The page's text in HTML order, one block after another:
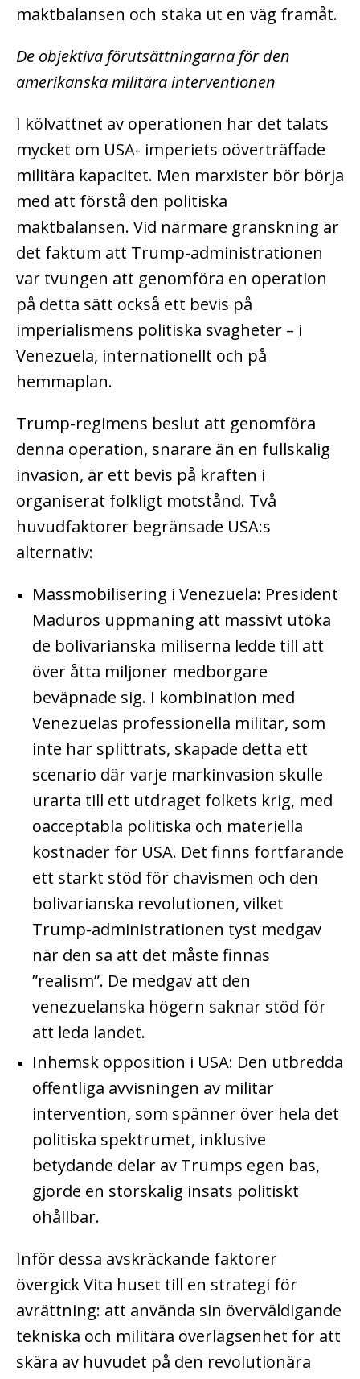
maktbalansen och staka ut en väg framåt.
De objektiva förutsättningarna för den
amerikanska militära interventionen
I kölvattnet av operationen har det talats
mycket om USA- imperiets oöverträffade
militära kapacitet. Men marxister bör börja
med att förstå den politiska
maktbalansen. Vid närmare granskning är
det faktum att Trump-administrationen
var tvungen att genomföra en operation
på detta sätt också ett bevis på
imperialismens politiska svagheter – i
Venezuela, internationellt och på
hemmaplan.
Trump-regimens beslut att genomföra
denna operation, snarare än en fullskalig
invasion, är ett bevis på kraften i
organiserat folkligt motstånd. Två
huvudfaktorer begränsade USA:s
alternativ:
Massmobilisering i Venezuela: President
Maduros uppmaning att massivt utöka
de bolivarianska miliserna ledde till att
över åtta miljoner medborgare
beväpnade sig. I kombination med
Venezuelas professionella militär, som
inte har splittrats, skapade detta ett
scenario där varje markinvasion skulle
urarta till ett utdraget folkets krig, med
oacceptabla politiska och materiella
kostnader för USA. Det finns fortfarande
ett starkt stöd för chavismen och den
bolivarianska revolutionen, vilket
Trump-administrationen tyst medgav
när den sa att det måste finnas
”realism”. De medgav att den
venezuelanska högern saknar stöd för
att leda landet.
Inhemsk opposition i USA: Den utbredda
offentliga avvisningen av militär
intervention, som spänner över hela det
politiska spektrumet, inklusive
betydande delar av Trumps egen bas,
gjorde en storskalig insats politiskt
ohållbar.
Inför dessa avskräckande faktorer
övergick Vita huset till en strategi för
avrättning: att använda sin överväldigande
tekniska och militära överlägsenhet för att
skära av huvudet på den revolutionära